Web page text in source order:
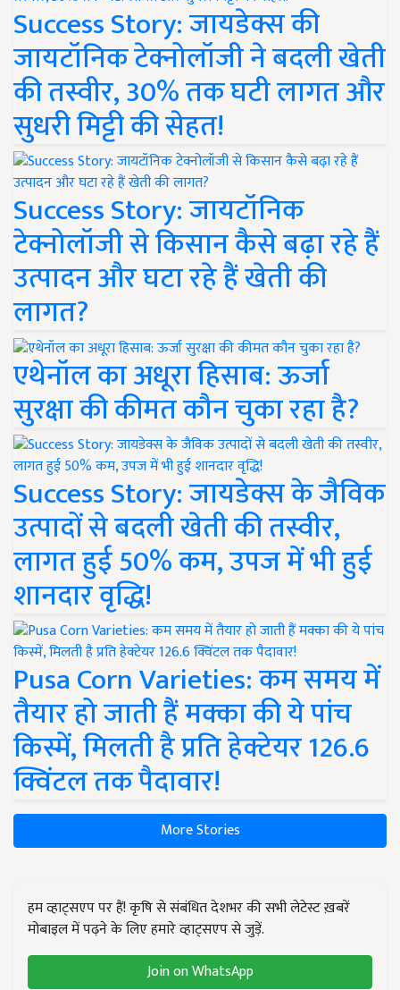
Success Story: जायडेक्स की
जायटॉनिक टेक्नोलॉजी ने बदली खेती
की तस्वीर, 30% तक घटी लागत और
सुधरी मिट्टी की सेहत!
Success Story: जायटॉनिक
टेक्नोलॉजी से किसान कैसे बढ़ा रहे हैं
उत्पादन और घटा रहे हैं खेती की
लागत?
एथेनॉल का अधूरा हिसाब: ऊर्जा
सुरक्षा की कीमत कौन चुका रहा है?
Success Story: जायडेक्स के जैविक
उत्पादों से बदली खेती की तस्वीर,
लागत हुई 50% कम, उपज में भी हुई
शानदार वृद्धि!
Pusa Corn Varieties: कम समय में
तैयार हो जाती हैं मक्का की ये पांच
किस्में, मिलती है प्रति हेक्टेयर 126.6
क्विंटल तक पैदावार!
More Stories
हम व्हाट्सएप पर हैं! कृषि से संबंधित देशभर की सभी लेटेस्ट ख़बरें
मोबाइल में पढ़ने के लिए हमारे व्हाट्सएप से जुड़ें.
Join on WhatsApp